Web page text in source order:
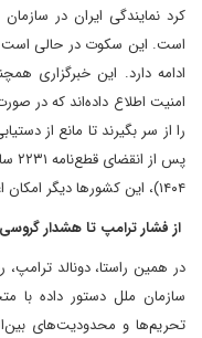
کرد‌ نمایندگی ایران در
است. این سکوت در حالی است
ادامه دارد. این خبرگزاری
امنیت اطلاع داده‌اند که در
را از سر بگیرند تا مانع از
۱۴۰۴)، این کشورها دیگر امکان اعمال تحریم‌های جدید را نخواهند داشت.
از فشار ترامپ تا هشدار گروسی
در همین راستا، دونالد
سازمان ملل دستور داده‌ با
تحریم‌ها و محدودیت‌های